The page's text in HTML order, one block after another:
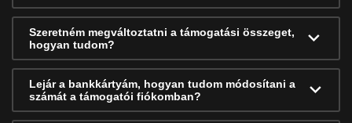
Szeretném megváltoztatni a támogatási összeget,
hogyan tudom?
Lejár a bankkártyám, hogyan tudom módosítani a
számát a támogatói fiókomban?